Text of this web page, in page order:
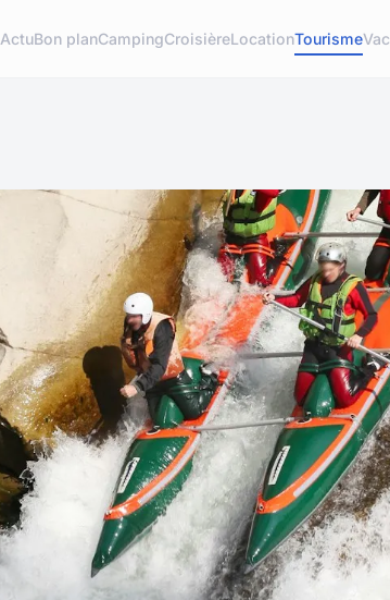
ActuBon planCampingCroisièreLocationTourisme